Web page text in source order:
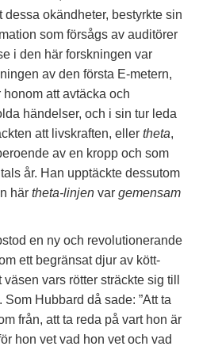
dessa okändheter, bestyrkte sin
som försågs av auditörer
i den här forskningen var
av den första E-metern,
att avtäcka och
händelser, och i sin tur leda
att livskraften, eller theta,
av en kropp och som
år. Han upptäckte dessutom
här theta-linjen var gemensam
en ny och revolutionerande
ett begränsat djur av kött-
vars rötter sträckte sig till
Hubbard då sade: ”Att ta
från, att ta reda på vart hon är
hon vet vad hon vet och vad